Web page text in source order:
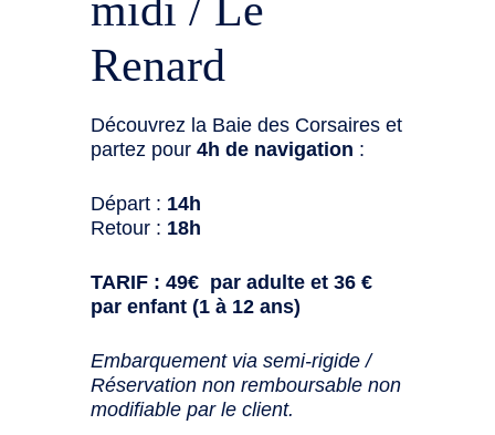
midi / Le
Renard
Découvrez la Baie des Corsaires et
partez pour4h de navigation :
Départ : 14h
Retour : 18h
TARIF : 49€ par adulte et 36 €
par enfant (1 à 12 ans)
Embarquement via semi-rigide /
Réservation non remboursable non
modifiable par le client.